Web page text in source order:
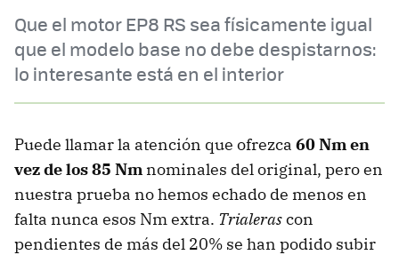
Que el motor EP8 RS sea físicamente igual
que el modelo base no debe despistarnos:
lo interesante está en el interior
Puede llamar la atención que ofrezca 60 Nm en
vez de los 85 Nm nominales del original, pero en
nuestra prueba no hemos echado de menos en
falta nunca esos Nm extra. Trialerascon
pendientes de más del 20% se han podido subir